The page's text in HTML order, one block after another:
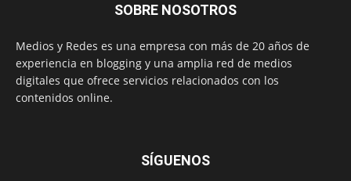
SOBRE NOSOTROS
Medios y Redes es una empresa con más de 20 años de
experiencia en blogging y una amplia red de medios
digitales que ofrece servicios relacionados con los
contenidos online.
SÍGUENOS